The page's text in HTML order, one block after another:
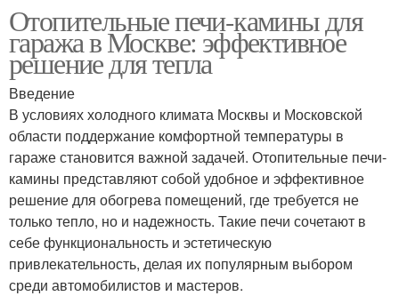
Отопительные печи-камины для
гаража в Москве: эффективное
решение для тепла
Введение
В условиях холодного климата Москвы и Московской
области поддержание комфортной температуры в
гараже становится важной задачей. Отопительные печи-
камины представляют собой удобное и эффективное
решение для обогрева помещений, где требуется не
только тепло, но и надежность. Такие печи сочетают в
себе функциональность и эстетическую
привлекательность, делая их популярным выбором
среди автомобилистов и мастеров.